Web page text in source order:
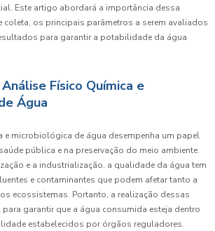
Este artigo abordará a importância dessa
coleta, os principais parâmetros a serem avaliados
para garantir a potabilidade da água
Físico Química e
Água
e microbiológica de água desempenha um papel
pública e na preservação do meio ambiente.
e a industrialização, a qualidade da água tem
e contaminantes que podem afetar tanto a
ecossistemas. Portanto, a realização dessas
garantir que a água consumida esteja dentro
estabelecidos por órgãos reguladores.